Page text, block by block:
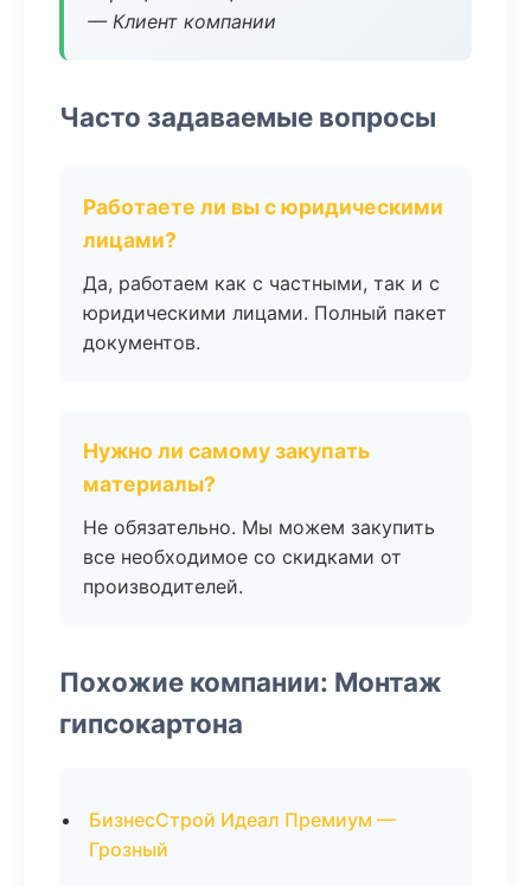
— Клиент компании
Часто задаваемые вопросы
Работаете ли вы с юридическими
лицами?
Да, работаем как с частными, так и с
юридическими лицами. Полный пакет
документов.
Нужно ли самому закупать
материалы?
Не обязательно. Мы можем закупить
все необходимое со скидками от
производителей.
Похожие компании: Монтаж
гипсокартона
БизнесСтрой Идеал Премиум —
Грозный